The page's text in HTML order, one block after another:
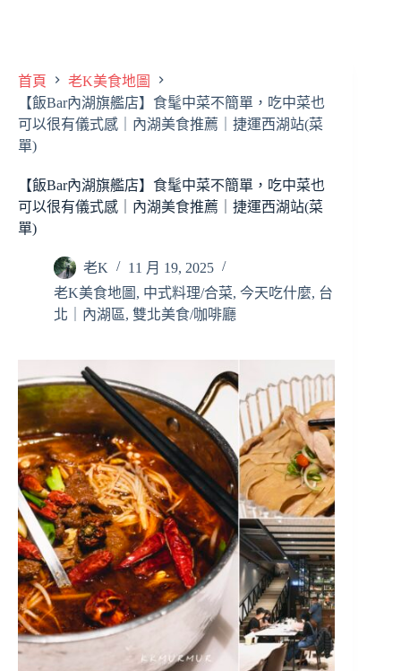
首頁
老K美食地圖
【飯Bar內湖旗艦店】食髦中菜不簡單，吃中菜也
可以很有儀式感｜內湖美食推薦｜捷運西湖站(菜
單)
【飯Bar內湖旗艦店】食髦中菜不簡單，吃中菜也
可以很有儀式感｜內湖美食推薦｜捷運西湖站(菜
單)
老K
11 月 19, 2025
老K美食地圖 , 中式料理/合菜, 今天吃什麼, 台
北｜內湖區, 雙北美食/咖啡廳